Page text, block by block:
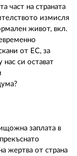
част на страната
измисля
живот, вкл.
от ЕС, за
нас си остават
заплата в
жертва от страна